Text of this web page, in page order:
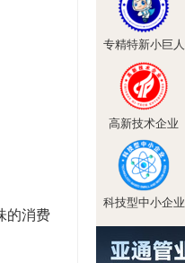
的消费
专精特新小巨人
高新技术企业
科技型中小企业